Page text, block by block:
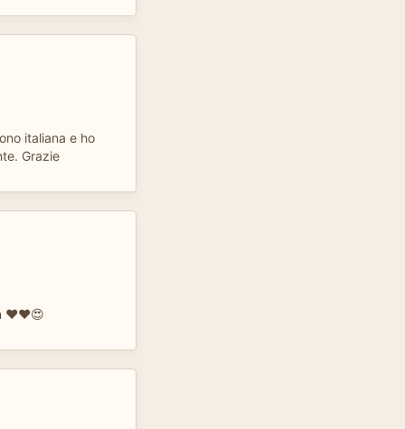
italiana e ho
Grazie
❤️❤️😍